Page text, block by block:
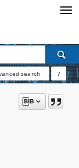
search ?